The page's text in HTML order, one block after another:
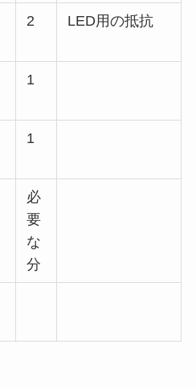
2 LED用の抵抗
1
1
必
要
な
分